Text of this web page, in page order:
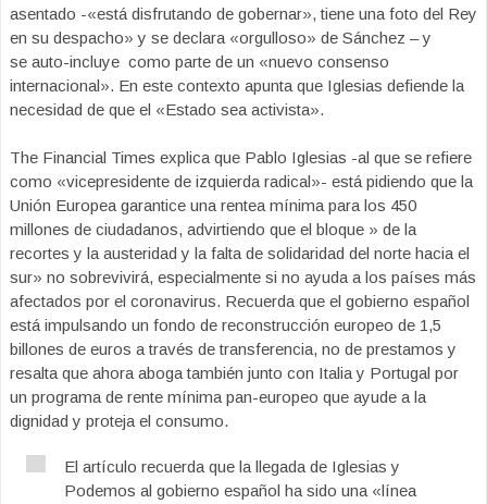
asentado -«está disfrutando de gobernar», tiene una foto del Rey
en su despacho» y se declara «orgulloso» de Sánchez – y
se auto-incluye como parte de un «nuevo consenso
internacional». En este contexto apunta que Iglesias defiende la
necesidad de que el «Estado sea activista».
The Financial Times explica que Pablo Iglesias -al que se refiere
como «vicepresidente de izquierda radical»- está pidiendo que la
Unión Europea garantice una rentea mínima para los 450
millones de ciudadanos, advirtiendo que el bloque » de la
recortes y la austeridad y la falta de solidaridad del norte hacia el
sur» no sobrevivirá, especialmente si no ayuda a los países más
afectados por el coronavirus. Recuerda que el gobierno español
está impulsando un fondo de reconstrucción europeo de 1,5
billones de euros a través de transferencia, no de prestamos y
resalta que ahora aboga también junto con Italia y Portugal por
un programa de rente mínima pan-europeo que ayude a la
dignidad y proteja el consumo.
El artículo recuerda que la llegada de Iglesias y
Podemos al gobierno español ha sido una «línea